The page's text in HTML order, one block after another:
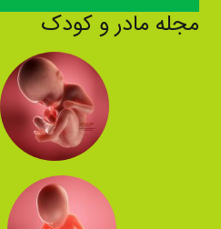
مجله مادر و کودک